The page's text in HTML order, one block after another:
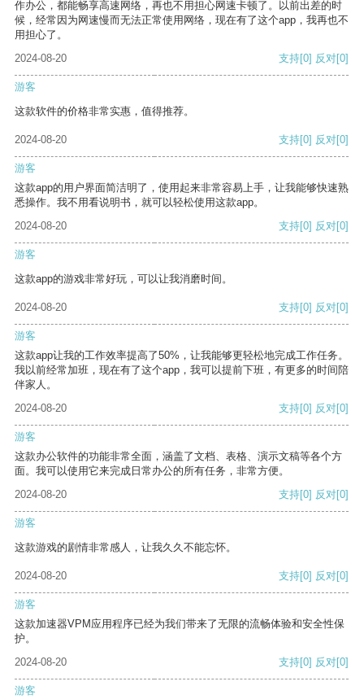
作办公，都能畅享高速网络，再也不用担心网速卡顿了。以前出差的时
候，经常因为网速慢而无法正常使用网络，现在有了这个app，我再也不
用担心了。
2024-08-20
支持[0] 反对[0]
游客
这款软件的价格非常实惠，值得推荐。
2024-08-20 支持[0] 反对[0]
游客
这款app的用户界面简洁明了，使用起来非常容易上手，让我能够快速熟
悉操作。我不用看说明书，就可以轻松使用这款app。
2024-08-20
支持[0] 反对[0]
游客
这款app的游戏非常好玩，可以让我消磨时间。
2024-08-20 支持[0] 反对[0]
游客
这款app让我的工作效率提高了50%，让我能够更轻松地完成工作任务。
我以前经常加班，现在有了这个app，我可以提前下班，有更多的时间陪
伴家人。
2024-08-20
支持[0] 反对[0]
游客
这款办公软件的功能非常全面，涵盖了文档、表格、演示文稿等各个方
面。我可以使用它来完成日常办公的所有任务，非常方便。
2024-08-20
支持[0] 反对[0]
游客
这款游戏的剧情非常感人，让我久久不能忘怀。
2024-08-20 支持[0] 反对[0]
游客
这款加速器VPM应用程序已经为我们带来了无限的流畅体验和安全性保
护。
2024-08-20
支持[0] 反对[0]
游客